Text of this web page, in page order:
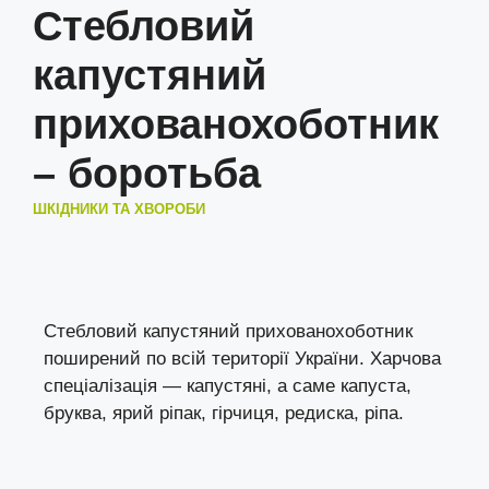
Стебловий
капустяний
прихованохоботник
– боротьба
ШКІДНИКИ ТА ХВОРОБИ
Стебловий капустяний прихованохоботник
поширений по всій території України. Харчова
спеціалізація — капустяні, а саме капуста,
бруква, ярий ріпак, гірчиця, редиска, ріпа.